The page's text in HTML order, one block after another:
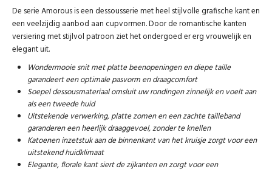
De serie Amorous is een dessousserie met heel stijlvolle grafische kant en
een veelzijdig aanbod aan cupvormen. Door de romantische kanten
versiering met stijlvol patroon ziet het ondergoed er erg vrouwelijk en
elegant uit.
Wondermooie snit met platte beenopeningen en diepe taille
garandeert een optimale pasvorm en draagcomfort
Soepel dessousmateriaal omsluit uw rondingen zinnelijk en voelt aan
als een tweede huid
Uitstekende verwerking, platte zomen en een zachte tailleband
garanderen een heerlijk draaggevoel, zonder te knellen
Katoenen inzetstuk aan de binnenkant van het kruisje zorgt voor een
uitstekend huidklimaat
Elegante, florale kant siert de zijkanten en zorgt voor een